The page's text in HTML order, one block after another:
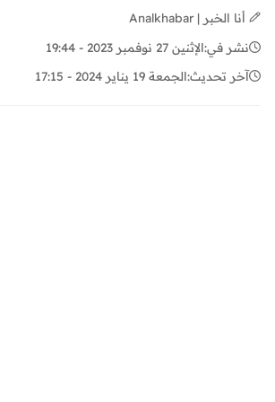
أنا الخبر | Analkhabar
نشر في:الإثنين 27 نوفمبر 2023 - 19:44
آخر تحديث:الجمعة 19 يناير 2024 - 17:15